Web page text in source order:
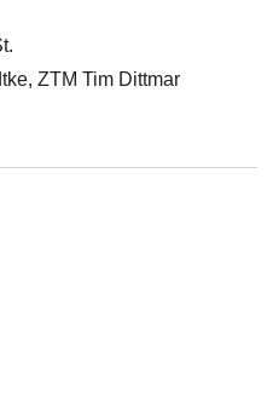
ZTM Tim Dittmar